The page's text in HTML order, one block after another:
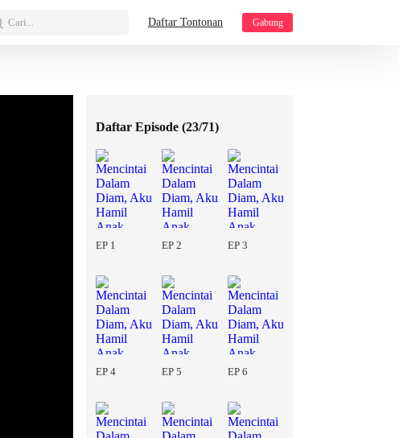
Cari... Daftar Tontonan Gabung
Daftar Episode (23/71)
EP 1 EP 2 EP 3
EP 4 EP 5 EP 6